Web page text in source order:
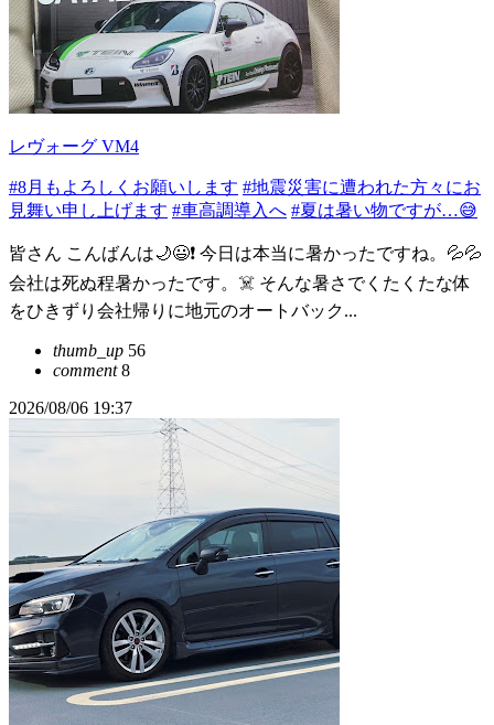
レヴォーグ VM4
#8月もよろしくお願いします #地震災害に遭われた方々にお
見舞い申し上げます #車高調導入へ #夏は暑い物ですが…😅
皆さん こんばんは🌙😃❗ 今日は本当に暑かったですね。💦💦
会社は死ぬ程暑かったです。☠️ そんな暑さでくたくたな体
をひきずり会社帰りに地元のオートバック...
thumb_up 56
comment8
2026/08/06 19:37